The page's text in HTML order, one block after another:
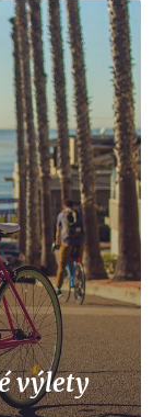
výlety